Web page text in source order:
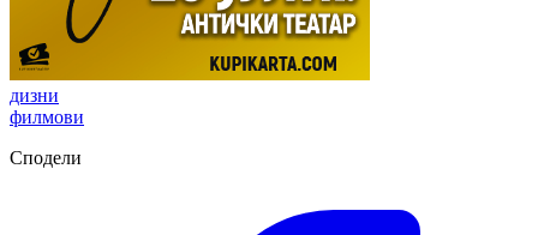
дизни
филмови
Сподели